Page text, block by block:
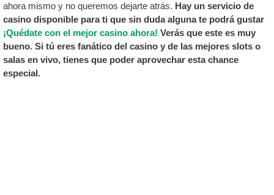
ahora mismo y no queremos dejarte atrás. Hay un servicio de
casino disponible para ti que sin duda alguna te podrá gustar
¡Quédate con el mejor casino ahora! Verás que este es muy
bueno. Si tú eres fanático del casino y de las mejores slots o
salas en vivo, tienes que poder aprovechar esta chance
especial.